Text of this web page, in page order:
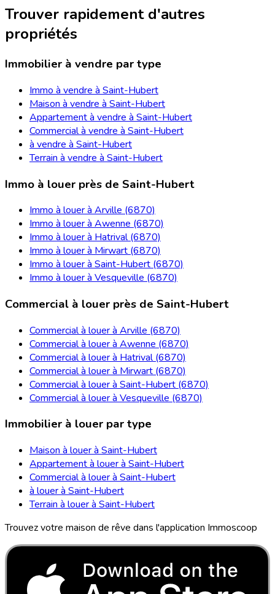
Trouver rapidement d'autres
propriétés
Immobilier à vendre par type
Immo à vendre à Saint-Hubert
Maison à vendre à Saint-Hubert
Appartement à vendre à Saint-Hubert
Commercial à vendre à Saint-Hubert
à vendre à Saint-Hubert
Terrain à vendre à Saint-Hubert
Immo à louer près de Saint-Hubert
Immo à louer à Arville (6870)
Immo à louer à Awenne (6870)
Immo à louer à Hatrival (6870)
Immo à louer à Mirwart (6870)
Immo à louer à Saint-Hubert (6870)
Immo à louer à Vesqueville (6870)
Commercial à louer près de Saint-Hubert
Commercial à louer à Arville (6870)
Commercial à louer à Awenne (6870)
Commercial à louer à Hatrival (6870)
Commercial à louer à Mirwart (6870)
Commercial à louer à Saint-Hubert (6870)
Commercial à louer à Vesqueville (6870)
Immobilier à louer par type
Maison à louer à Saint-Hubert
Appartement à louer à Saint-Hubert
Commercial à louer à Saint-Hubert
à louer à Saint-Hubert
Terrain à louer à Saint-Hubert
Trouvez votre maison de rêve dans l'application Immoscoop